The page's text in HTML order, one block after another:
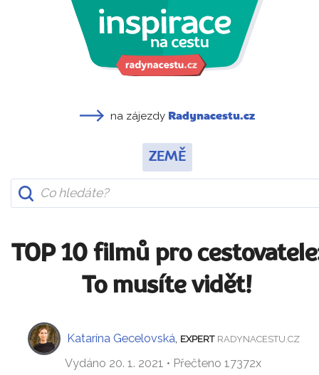
na zájezdy Radynacestu.cz
ZEMĚ
TOP 10 filmů pro
To musíte vidět!
Katarína Gecelovská EXPERT RADYNACESTU.CZ
Vydáno 20. 1. 2021 • Přečteno 17372x